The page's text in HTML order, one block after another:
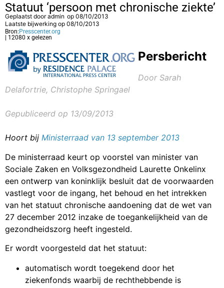
Statuut ‘persoon met chronische ziekte’
Geplaatst dooradmin op 08/10/2013
Laatste bijwerking op 08/10/2013
Bron: Presscenter.org
| 12080 x gelezen
Persbericht
Door Sarah
Delafortrie, Christophe Springael
Gepubliceerd op 13/09/2013
Hoort bij Ministerraad van 13 september 2013
De ministerraad keurt op voorstel van minister van
Sociale Zaken en Volksgezondheid Laurette Onkelinx
een ontwerp van koninklijk besluit dat de voorwaarden
vastlegt voor de ingang, het behoud en het intrekken
van het statuut chronische aandoening dat de wet van
27 december 2012 inzake de toegankelijkheid van de
gezondheidszorg heeft ingesteld.
Er wordt voorgesteld dat het statuut:
automatisch wordt toegekend door het
ziekenfonds waarbij de rechthebbende is